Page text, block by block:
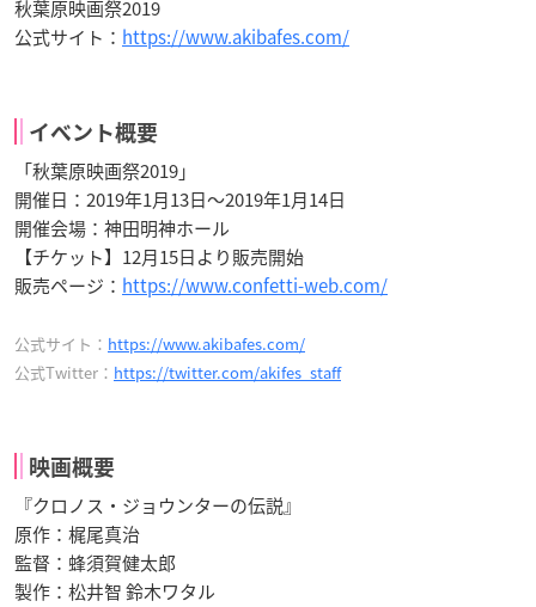
秋葉原映画祭2019
公式サイト： https://www.akibafes.com/
イベント概要
「秋葉原映画祭2019」
開催日：2019年1月13日〜2019年1月14日
開催会場：神田明神ホール
【チケット】12月15日より販売開始
販売ページ： https://www.confetti-web.com/
公式サイト： https://www.akibafes.com/
公式Twitter： https://twitter.com/akifes_staff
映画概要
『クロノス・ジョウンターの伝説』
原作：梶尾真治
監督：蜂須賀健太郎
製作：松井智 鈴木ワタル